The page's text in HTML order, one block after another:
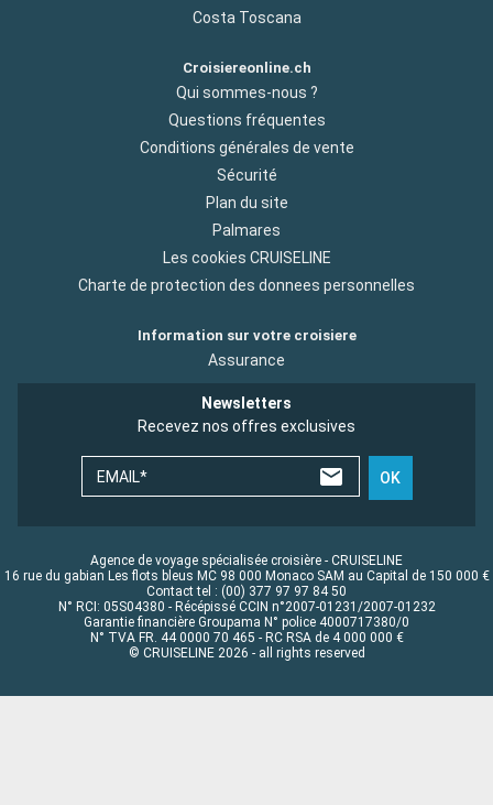
Costa Toscana
Croisiereonline.ch
Qui sommes-nous ?
Questions fréquentes
Conditions générales de vente
Sécurité
Plan du site
Palmares
Les cookies CRUISELINE
Charte de protection des donnees personnelles
Information sur votre croisiere
Assurance
Newsletters
Recevez nos offres exclusives
EMAIL* OK
Agence de voyage spécialisée croisière - CRUISELINE
16 rue du gabian Les flots bleus MC 98 000 Monaco SAM au Capital de 150 000 €
Contact tel : (00) 377 97 97 84 50
N° RCI: 05S04380 - Récépissé CCIN n°2007-01231/2007-01232
Garantie financière Groupama N° police 4000717380/0
N° TVA FR. 44 0000 70 465 - RC RSA de 4 000 000 €
© CRUISELINE 2026 - all rights reserved